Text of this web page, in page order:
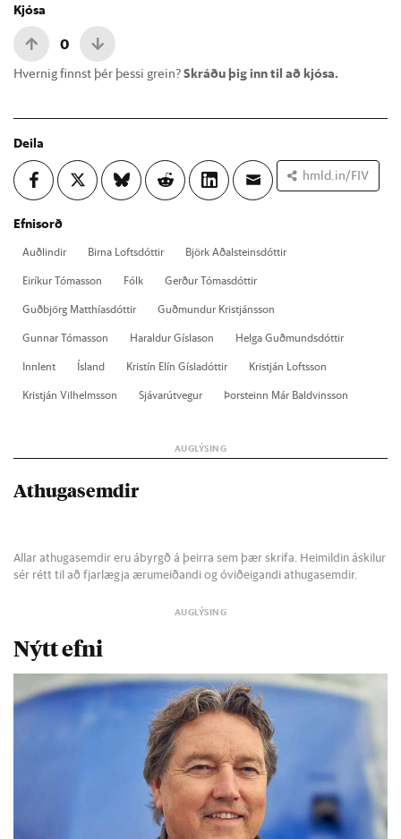
Kjósa
0
Hvernig finnst þér þessi grein?Skráðu þig inn til að kjósa.
Deila
hmld.in/FIV
Efnisorð
Auð­lind­ir Birna Lofts­dótt­ir
Björk Að­al­steins­dótt­ir
Ei­rík­ur Tóm­as­son
Fólk
Gerð­ur Tóm­as­dótt­ir
Guð­björg Matth­ías­dótt­ir
Guð­mund­ur Kristjáns­son
Gunn­ar Tóm­as­son
Har­ald­ur Gísla­son
Helga Guð­munds­dótt­ir
Inn­lent
Ís­land Krist­ín El­ín Gísla­dótt­ir
Kristján Lofts­son
Kristján Vil­helms­son
Sjáv­ar­út­veg­ur Þor­steinn Már Bald­vins­son
Athugasemdir
Allar athugasemdir eru ábyrgð á þeirra sem þær skrifa. Heimildin áskilur
sér rétt til að fjarlægja ærumeiðandi og óviðeigandi athugasemdir.
Nýtt efni